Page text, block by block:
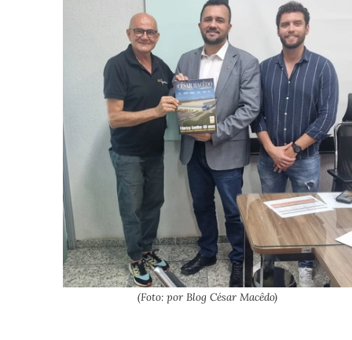
(Foto: por Blog César Macêdo)